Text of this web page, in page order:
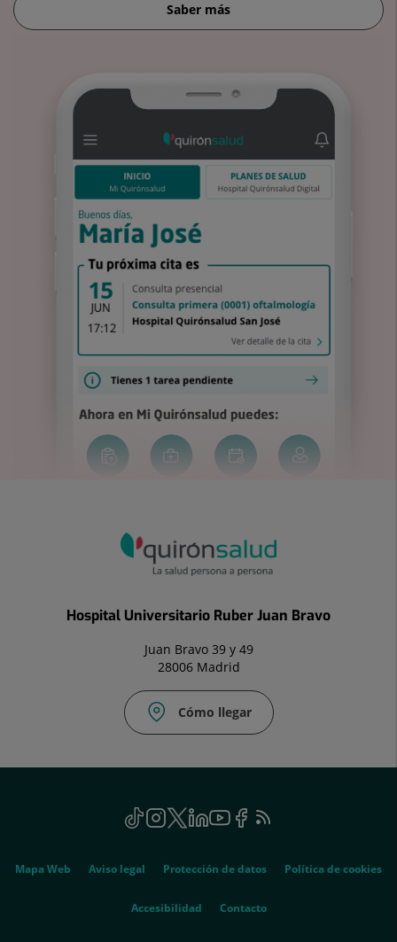
Saber más
Hospital Universitario Ruber Juan Bravo
Juan Bravo 39 y 49
28006 Madrid
Cómo llegar
TikTok
Este
enlace
abrirá
una
Instagram
Este
enlace
abrirá
una
Twitter
Enlace
a
aplicación
Linkedin
Este
enlace
abrirá
una
Youtube
Este
enlace
abrirá
una
Facebook
Enlace
aplicación
Feed
Este
abrirá
una
Mapa Web Aviso legal Protección de datos Política de cookies
Accesibilidad Contacto